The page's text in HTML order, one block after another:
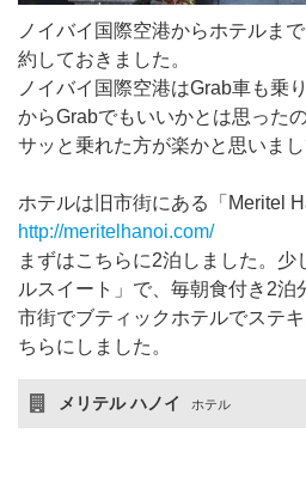
ノイバイ国際空港からホテルま
約しておきました。
ノイバイ国際空港はGrab車も乗
からGrabでもいいかとは思った
サッと乗れた方が楽かと思いまし
ホテルは旧市街にある「Meritel
http://meritelhanoi.com/
まずはこちらに2泊しました。少
ルスイート」で、毎朝食付き2泊
市街でブティックホテルでステ
ちらにしました。
メリテル ハノイ ホテル